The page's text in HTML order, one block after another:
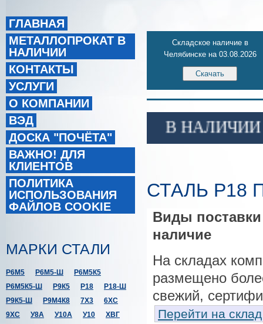
Складское наличие в
Челябинске на 03.08.2026
В НАЛИЧИИ
СТАЛЬ Р18
Виды поставки
наличие
На складах
размещено
свежий,
Перейти на
ГЛАВНАЯ
МЕТАЛЛОПРОКАТ В
НАЛИЧИИ
КОНТАКТЫ
УСЛУГИ
О КОМПАНИИ
ВЭД
ДОСКА "ПОЧЁТА"
ВАЖНО! ДЛЯ
КЛИЕНТОВ
ПОЛИТИКА
ИСПОЛЬЗОВАНИЯ
ФАЙЛОВ COOKIE
МАРКИ СТАЛИ
Р6М5 Р6М5-Ш
Р6М5К5
Р6М5К5-Ш
Р9К5 Р18
Р18-Ш
Р9К5-Ш
Р9М4К8 7Х3
6ХС
9ХС
У8А У10А У10
ХВГ